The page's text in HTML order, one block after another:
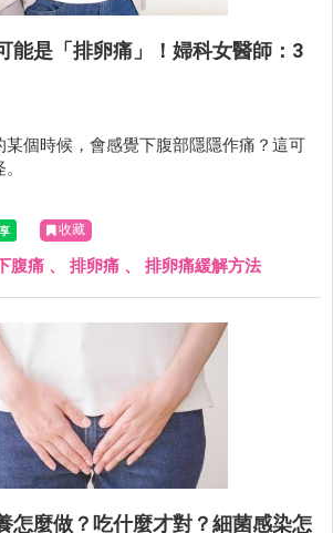
能是「排卵痛」！婦科女醫師：3
某個時候，會感覺下腹部隱隱作痛？這可
收藏
腹痛 、 排卵痛 、 排卵痛緩解方法
怎麼做？吃什麼才對？細菌感染怎